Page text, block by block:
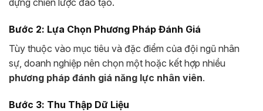
Bước 2: Lựa Chọn Phương Pháp Đánh Giá
Tùy thuộc vào mục tiêu và đặc điểm của đội ngũ nhân
sự, doanh nghiệp nên chọn một hoặc kết hợp nhiều
phương pháp đánh giá năng lực nhân viên.
Bước 3: Thu Thập Dữ Liệu